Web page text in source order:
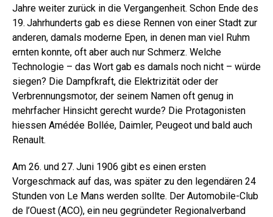
Jahre weiter zurück in die Vergangenheit. Schon Ende des
19. Jahrhunderts gab es diese Rennen von einer Stadt zur
anderen, damals moderne Epen, in denen man viel Ruhm
ernten konnte, oft aber auch nur Schmerz. Welche
Technologie – das Wort gab es damals noch nicht – würde
siegen? Die Dampfkraft, die Elektrizität oder der
Verbrennungsmotor, der seinem Namen oft genug in
mehrfacher Hinsicht gerecht wurde? Die Protagonisten
hiessen Amédée Bollée, Daimler, Peugeot und bald auch
Renault.
Am 26. und 27. Juni 1906 gibt es einen ersten
Vorgeschmack auf das, was später zu den legendären 24
Stunden von Le Mans werden sollte. Der Automobile-Club
de l’Ouest (ACO), ein neu gegründeter Regionalverband